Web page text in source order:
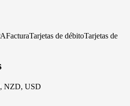
FacturaTarjetas de débitoTarjetas de
NZD, USD